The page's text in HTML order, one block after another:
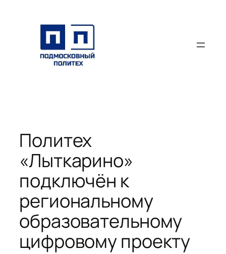
содержимому
Политех
«Лыткарино»
подключён к
региональному
образовательному
цифровому проекту